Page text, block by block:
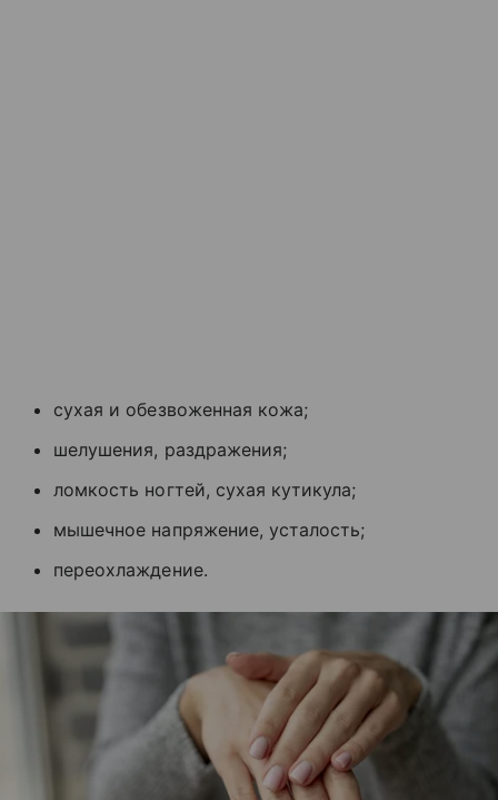
сухая и обезвоженная кожа;
шелушения, раздражения;
ломкость ногтей, сухая кутикула;
мышечное напряжение, усталость;
переохлаждение.